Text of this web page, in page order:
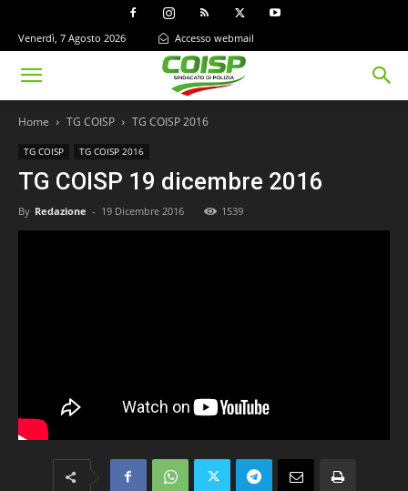
Venerdì, 7 Agosto 2026 Accesso webmail
Home TG COISP TG COISP 2016
TG COISP TG COISP 2016
TG COISP 19 dicembre 2016
By Redazione - 19 Dicembre 2016 1539